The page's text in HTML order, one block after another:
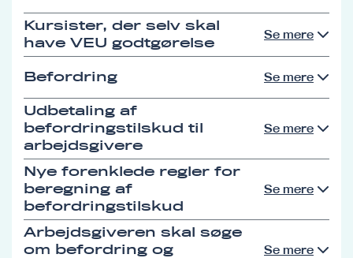
Kursister, der selv skal
have VEU godtgørelse
Se mere
Befordring Se mere
Udbetaling af
befordringstilskud til
arbejdsgivere
Se mere
Nye forenklede regler for
beregning af
befordringstilskud
Se mere
Arbejdsgiveren skal søge
om befordring og
Se mere